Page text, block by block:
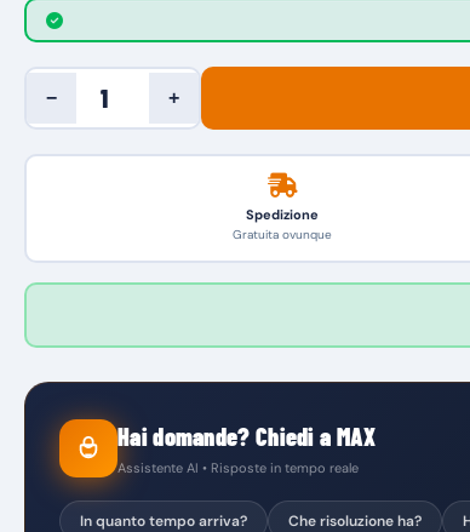
− +
Spedizione
Gratuita ovunque
Hai domande? Chiedi a MAX
Assistente AI • Risposte in tempo reale
In quanto tempo arriva? Che risoluzione ha?